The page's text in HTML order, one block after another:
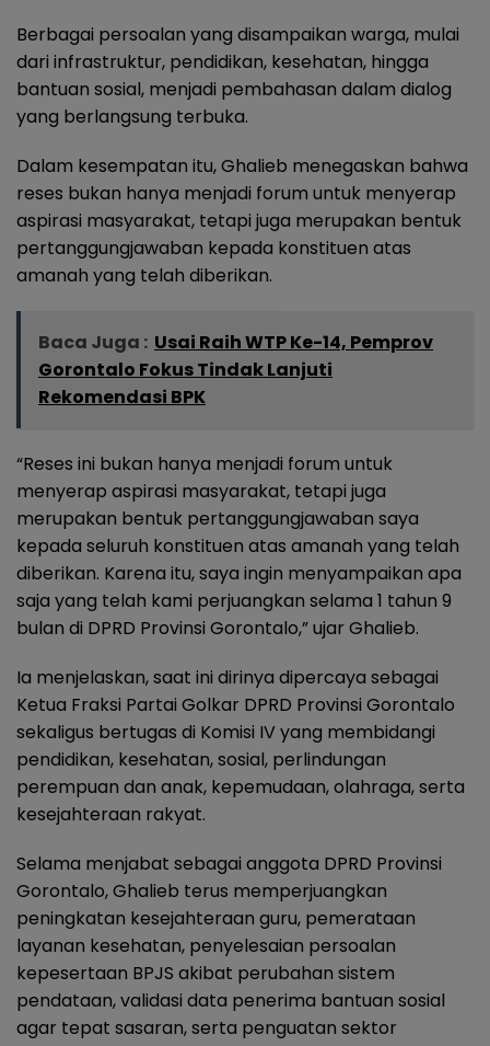
Berbagai persoalan yang disampaikan warga, mulai
dari infrastruktur, pendidikan, kesehatan, hingga
bantuan sosial, menjadi pembahasan dalam dialog
yang berlangsung terbuka.
Dalam kesempatan itu, Ghalieb menegaskan bahwa
reses bukan hanya menjadi forum untuk menyerap
aspirasi masyarakat, tetapi juga merupakan bentuk
pertanggungjawaban kepada konstituen atas
amanah yang telah diberikan.
Baca Juga : Usai Raih WTP Ke-14, Pemprov
Gorontalo Fokus Tindak Lanjuti
Rekomendasi BPK
“Reses ini bukan hanya menjadi forum untuk
menyerap aspirasi masyarakat, tetapi juga
merupakan bentuk pertanggungjawaban saya
kepada seluruh konstituen atas amanah yang telah
diberikan. Karena itu, saya ingin menyampaikan apa
saja yang telah kami perjuangkan selama 1 tahun 9
bulan di DPRD Provinsi Gorontalo,” ujar Ghalieb.
Ia menjelaskan, saat ini dirinya dipercaya sebagai
Ketua Fraksi Partai Golkar DPRD Provinsi Gorontalo
sekaligus bertugas di Komisi IV yang membidangi
pendidikan, kesehatan, sosial, perlindungan
perempuan dan anak, kepemudaan, olahraga, serta
kesejahteraan rakyat.
Selama menjabat sebagai anggota DPRD Provinsi
Gorontalo, Ghalieb terus memperjuangkan
peningkatan kesejahteraan guru, pemerataan
layanan kesehatan, penyelesaian persoalan
kepesertaan BPJS akibat perubahan sistem
pendataan, validasi data penerima bantuan sosial
agar tepat sasaran, serta penguatan sektor